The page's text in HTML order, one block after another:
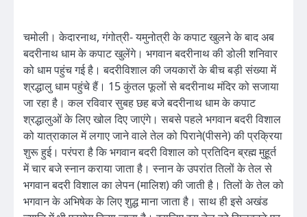
चमोली। केदारनाथ, गंगोत्री- यमुनोत्री के कपाट खुलने के बाद अब
बदरीनाथ धाम के कपाट खुलेंगे। भगवान बदरीनाथ की डोली शनिवार
को धाम पहुंच गई है। बदरीविशाल की जयकारों के बीच बड़ी संख्या में
श्रद्धालु धाम पहुंचे हैं। 15 कुंतल फूलों से बदरीनाथ मंदिर को सजाया
जा रहा है। कल रविवार सुबह छह बजे बदरीनाथ धाम के कपाट
श्रद्धालुओं के लिए खोल दिए जाएंगे। सबसे पहले भगवान बदरी विशाल
को यात्राकाल में लगाए जाने वाले तेल को पिराने(पीसने) की प्रक्रिया
शुरू हुई। परंपरा है कि भगवान बदरी विशाल को प्रतिदिन ब्रह्म मुहूर्त
में चार बजे स्नान कराया जाता है। स्नान के उपरांत तिलों के तेल से
भगवान बदरी विशाल का लेपन (मालिश) की जाती है। तिलों के तेल को
भगवान के अभिषेक के लिए शुद्ध माना जाता है। साथ ही इसे अखंड